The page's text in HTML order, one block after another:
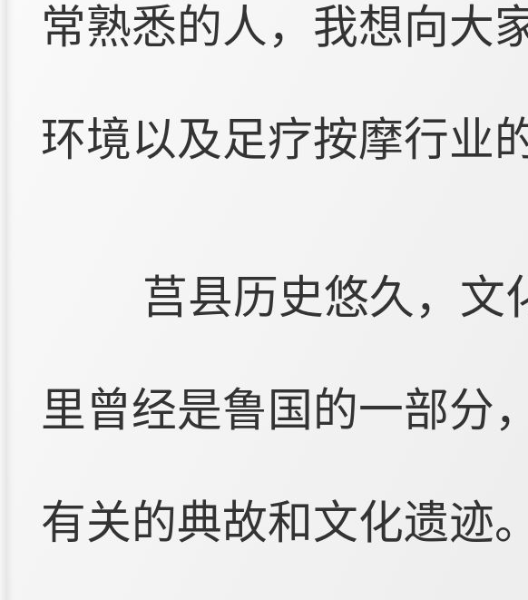
常熟悉的人，我想向大
环境以及足疗按摩行业
莒县历史悠久，文
里曾经是鲁国的一部分
有关的典故和文化遗迹